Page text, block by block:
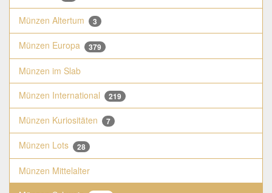
Münzen Altertum 3
Münzen Europa 379
Münzen im Slab
Münzen International
219
Münzen Kuriositäten 7
Münzen Lots 28
Münzen Mittelalter